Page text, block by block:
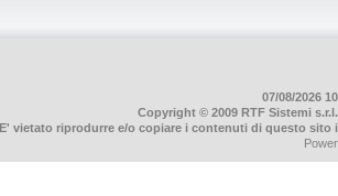
07/08/2026
Copyright © 2009 RTF Sistemi
E' vietato riprodurre e/o copiare i contenuti di questo